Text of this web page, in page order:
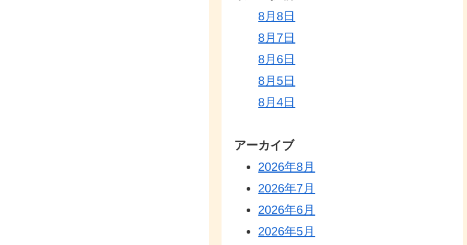
8月8日
8月7日
8月6日
8月5日
8月4日
アーカイブ
2026年8月
2026年7月
2026年6月
2026年5月